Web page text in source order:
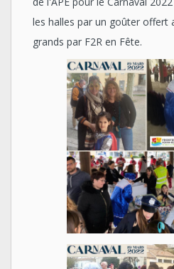
les halles par un goûter offert
grands par F2R en Fête.